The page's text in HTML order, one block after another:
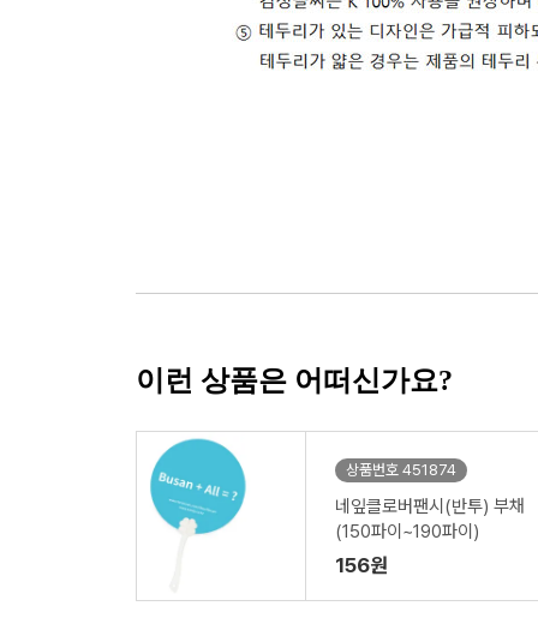
이런 상품은 어떠신가요?
상품번호 451874
네잎클로버팬시(반투) 부채
(150파이~190파이)
156원